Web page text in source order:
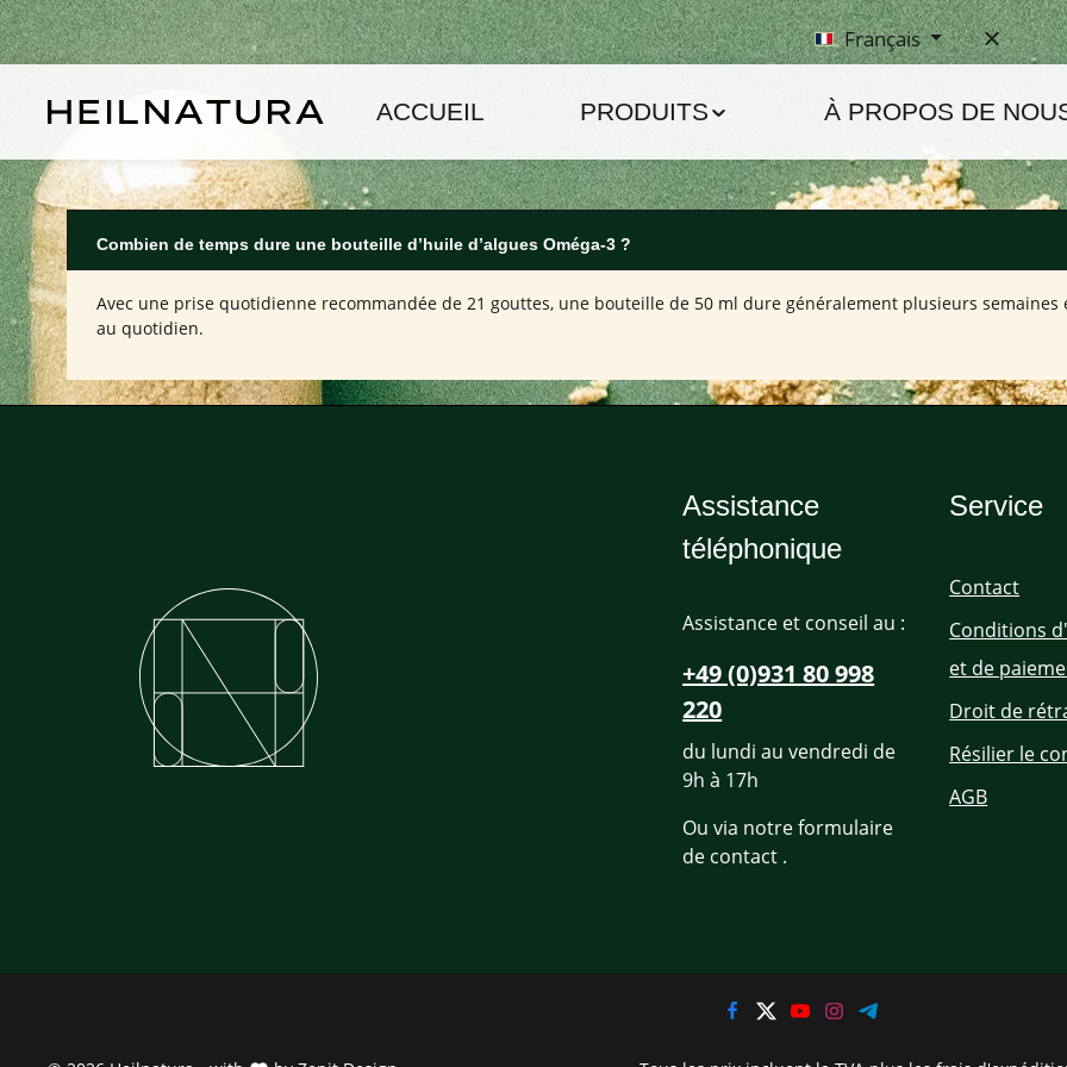
au contenu principal
Passer à la navigation principale Français
ACCUEIL PRODUITS À PROPOS DE
Combien de temps dure une bouteille d’huile d’algues Oméga-3 ?
Avec une prise quotidienne recommandée de 21 gouttes, une bouteille de 50 ml dure généralement plusieurs
au quotidien.
Assistance
téléphonique
Assistance et conseil au :
+49 (0)931 80 998
220
du lundi au vendredi de
9h à 17h
Ou via notre formulaire
de contact .
Service
Contact
Conditions
et de
Droit de
Résilier le
AGB